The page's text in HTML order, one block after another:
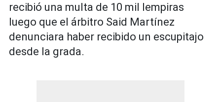
recibió una multa de 10 mil lempiras
luego que el árbitro Said Martínez
denunciara haber recibido un escupitajo
desde la grada.